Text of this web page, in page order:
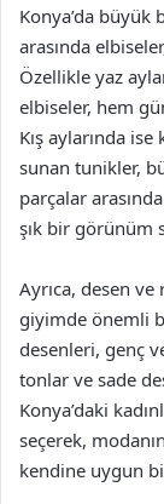
Konya’da büyük
arasında
Özellikle yaz
elbiseler, hem
Kış aylarında
sunan tunikler,
parçalar
şık bir görünüm
Ayrıca, desen
giyimde önemli
desenleri, genç
tonlar ve sade
Konya’daki
seçerek,
kendine uygun